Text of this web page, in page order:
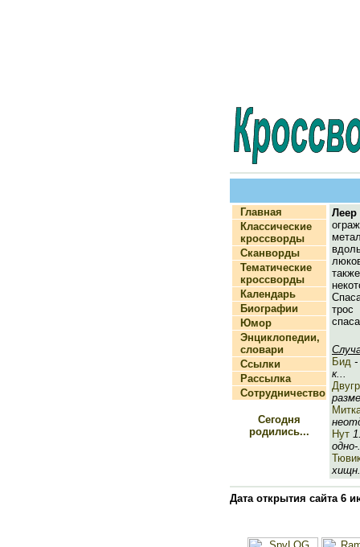
Главная
Классические
кроссворды
Сканворды
Тематические
кроссворды
Календарь
Биографии
Юмор
Энциклопедии,
словари
Ссылки
Рассылка
Сотрудничество
Сегодня
родились...
Леер
Бид -
к...
Нут
Дата открытия сайта 6